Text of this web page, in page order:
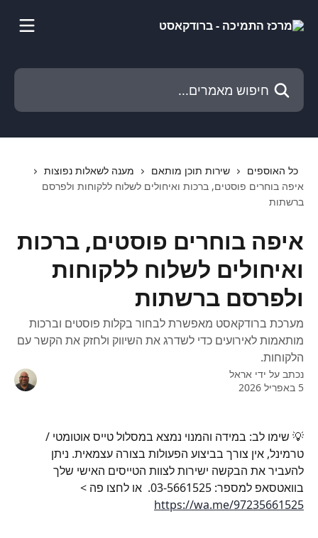
חיפוש מאמרים...
כל האוספים שירות תוכן מותאם
מענה לשאלות נפוצות
איפה בוחרים פוסטים, ברכות ואיחולים לשלוח ללקוחות ולפרסם
ברשתות
איפה בוחרים פוסטים, ברכות
ואיחולים לשלוח ללקוחות
ולפרסם ברשתות
מערכת ברודקאסט מאפשרת לבחור בקלות פוסטים וברכות
מותאמות לאירועים כדי לשדרג את השיווק ולחזק את הקשר עם
הלקוחות.
נכתב על ידי אראל
5 באפריל 2026
💡 שימו לב: במידה והמנוי נמצא במסלול טייס אוטומטי /
טרמינל, אין צורך בביצוע הפעולות בצורה עצמאית. ניתן
להעביר את הבקשה ישירות לצוות הטייסים האישי שלך
בוואטסאפ למספר: 03-5661525.  או לחצו פה >
https://wa.me/97235661525